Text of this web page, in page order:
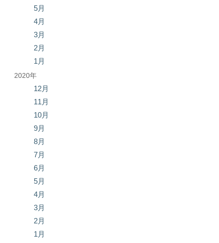
5月
4月
3月
2月
1月
2020年
12月
11月
10月
9月
8月
7月
6月
5月
4月
3月
2月
1月